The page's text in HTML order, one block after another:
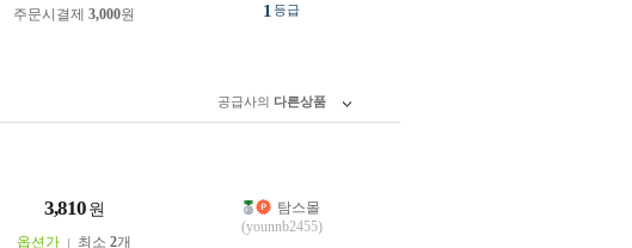
주문시결제 3,000원 1 등급
공급사의 다른상품
3,810 원
옵션가 최소 2개
탐스몰
(younnb2455)